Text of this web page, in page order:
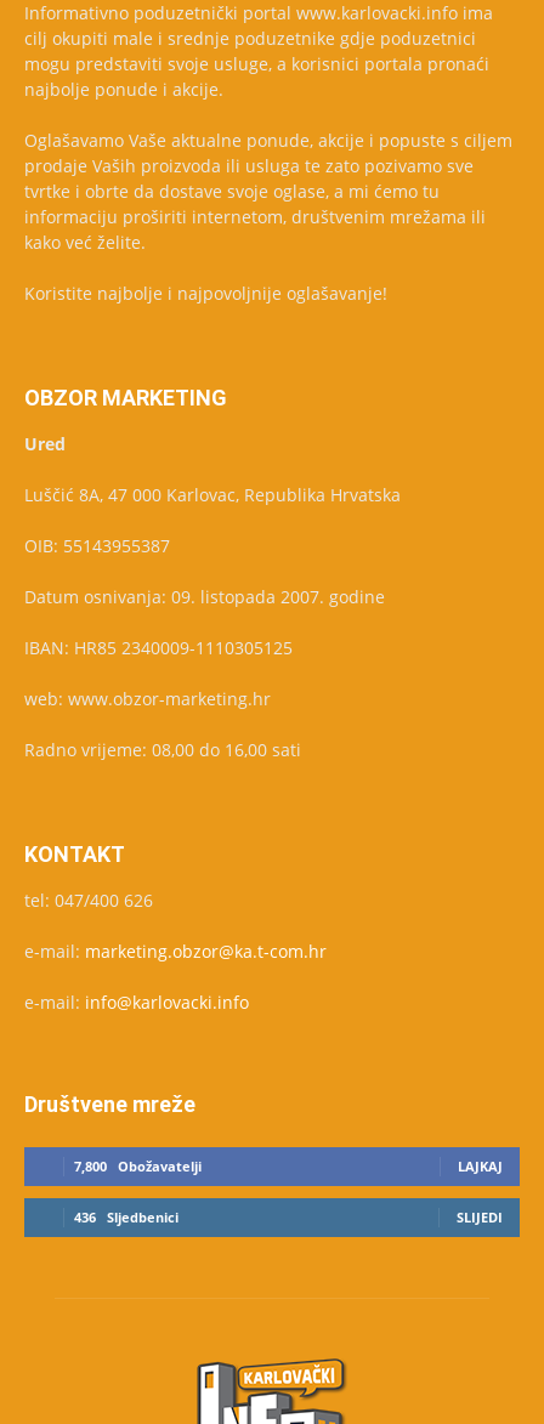
Informativno poduzetnički portal www.karlovacki.info ima
cilj okupiti male i srednje poduzetnike gdje poduzetnici
mogu predstaviti svoje usluge, a korisnici portala pronaći
najbolje ponude i akcije.
Oglašavamo Vaše aktualne ponude, akcije i popuste s ciljem
prodaje Vaših proizvoda ili usluga te zato pozivamo sve
tvrtke i obrte da dostave svoje oglase, a mi ćemo tu
informaciju proširiti internetom, društvenim mrežama ili
kako već želite.
Koristite najbolje i najpovoljnije oglašavanje!
OBZOR MARKETING
Ured
Luščić 8A, 47 000 Karlovac, Republika Hrvatska
OIB: 55143955387
Datum osnivanja: 09. listopada 2007. godine
IBAN: HR85 2340009-1110305125
web: www.obzor-marketing.hr
Radno vrijeme: 08,00 do 16,00 sati
KONTAKT
tel: 047/400 626
e-mail: marketing.obzor@ka.t-com.hr
e-mail: info@karlovacki.info
Društvene mreže
7,800 Obožavatelji LAJKAJ
436 Sljedbenici SLIJEDI